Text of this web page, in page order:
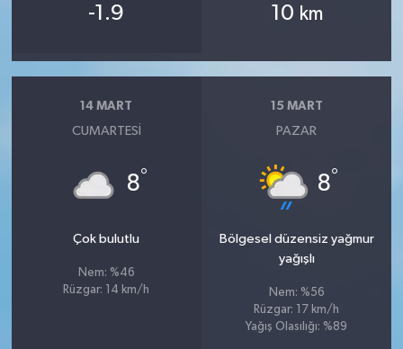
-1.9 10 km
14 MART
CUMARTESI
8°
Çok bulutlu
Nem: %46
Rüzgar: 14 km/h
15 MART
PAZAR
8°
Bölgesel düzensiz yağmur
yağışlı
Nem: %56
Rüzgar: 17 km/h
Yağış Olasılığı: %89